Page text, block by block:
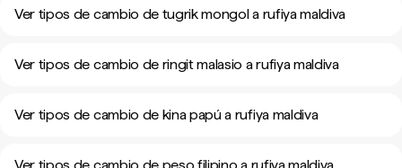
Ver tipos de cambio de tugrik mongol a rufiya maldiva
Ver tipos de cambio de ringit malasio a rufiya maldiva
Ver tipos de cambio de kina papú a rufiya maldiva